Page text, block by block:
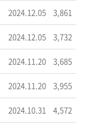
2024.12.05 3,861
2024.12.05 3,732
2024.11.20 3,685
2024.11.20 3,955
2024.10.31 4,572